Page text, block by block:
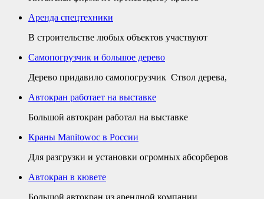
Аренда спецтехники
В строительстве любых объектов участвуют
Самопогрузчик и большое дерево
Дерево придавило самопогрузчик Ствол дерева,
Автокран работает на выставке
Большой автокран работал на выставке
Краны Manitowoc в России
Для разгрузки и установки огромных абсорберов
Автокран в кювете
Большой автокран из арендной компании